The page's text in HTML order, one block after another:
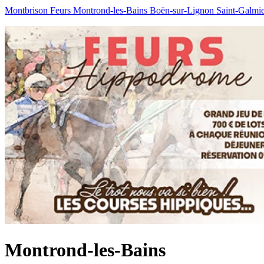
Montbrison Feurs Montrond-les-Bains Boën-sur-Lignon Saint-
Montrond-les-Bains